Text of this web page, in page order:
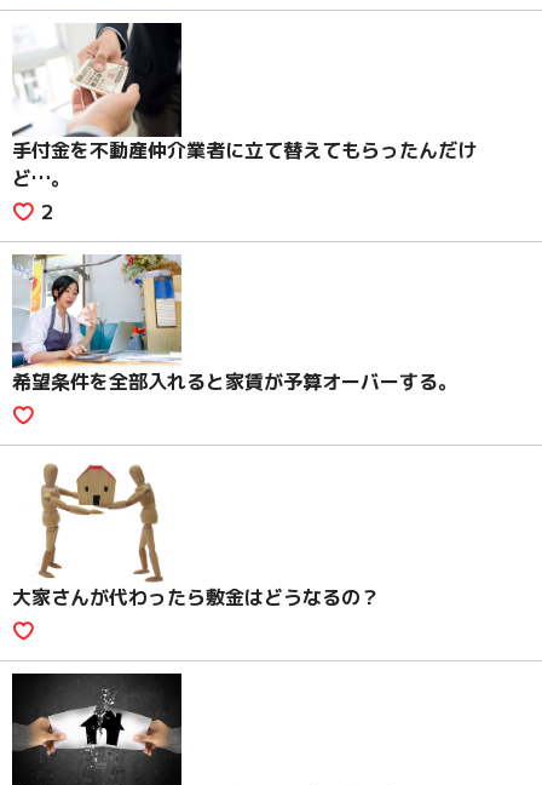
手付金を不動産仲介業者に立て替えてもらったんだけ
ど…。
2
希望条件を全部入れると家賃が予算オーバーする。
大家さんが代わったら敷金はどうなるの？